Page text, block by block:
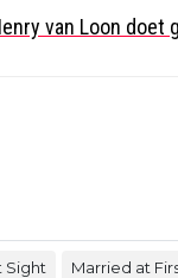
van Loon doet
Sight Married at